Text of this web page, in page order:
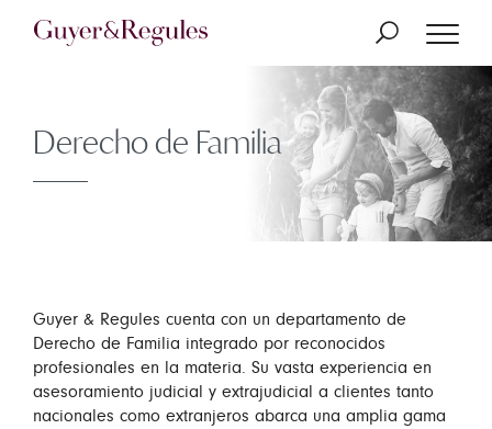
Derecho de Familia
Guyer & Regules cuenta con un departamento de
Derecho de Familia integrado por reconocidos
profesionales en la materia. Su vasta experiencia en
asesoramiento judicial y extrajudicial a clientes tanto
nacionales como extranjeros abarca una amplia gama